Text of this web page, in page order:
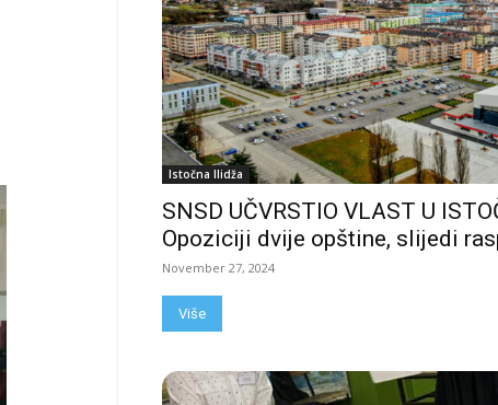
Istočna Ilidža
SNSD UČVRSTIO VLAST U
Opoziciji dvije opštine, slijedi
November 27, 2024
Više